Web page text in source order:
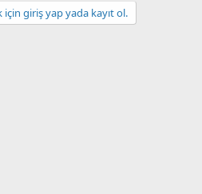
için giriş yap yada kayıt ol.